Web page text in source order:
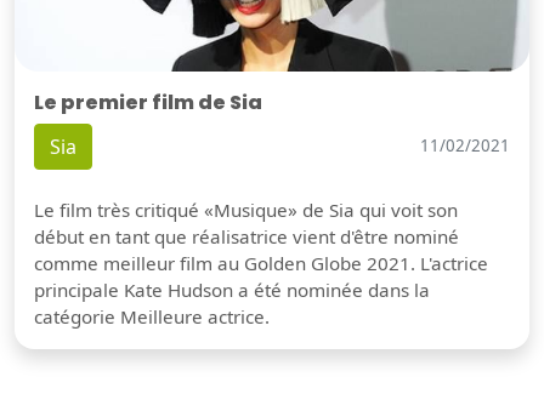
Le premier film de Sia
Sia 11/02/2021
Le film très critiqué «Musique» de Sia qui voit son
début en tant que réalisatrice vient d'être nominé
comme meilleur film au Golden Globe 2021. L'actrice
principale Kate Hudson a été nominée dans la
catégorie Meilleure actrice.